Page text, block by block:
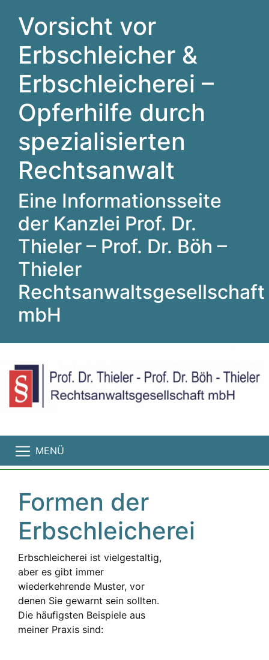
Vorsicht vor
Erbschleicher &
Erbschleicherei –
Opferhilfe durch
spezialisierten
Rechtsanwalt
Eine Informationsseite
der Kanzlei Prof. Dr.
Thieler – Prof. Dr. Böh –
Thieler
Rechtsanwaltsgesellschaft
mbH
MENÜ
Formen der
Erbschleicherei
Erbschleicherei ist vielgestaltig,
aber es gibt immer
wiederkehrende Muster, vor
denen Sie gewarnt sein sollten.
Die häufigsten Beispiele aus
meiner Praxis sind: